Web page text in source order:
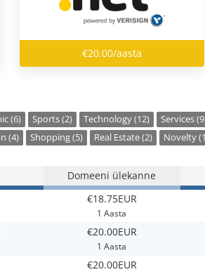
€20.00/aasta
(6) Sports (2) Technology (12)
Services
(4) Shopping (5) Real Estate (2) Novelty
Domeeni ülekanne
€18.75EUR
1 Aasta
€20.00EUR
1 Aasta
€20.00EUR